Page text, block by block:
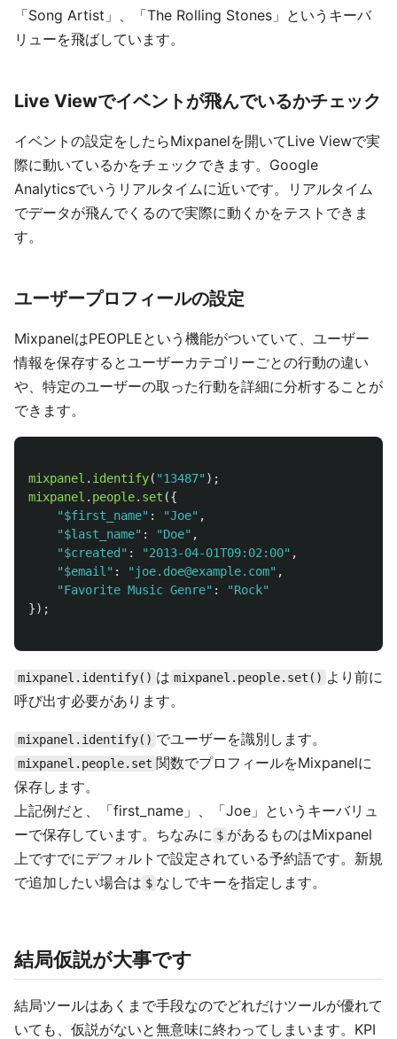
「Song Artist」、「The Rolling Stones」というキーバ
リューを飛ばしています。
Live Viewでイベントが飛んでいるかチェック
イベントの設定をしたらMixpanelを開いてLive Viewで実
際に動いているかをチェックできます。Google
Analyticsでいうリアルタイムに近いです。リアルタイム
でデータが飛んでくるので実際に動くかをテストできま
す。
ユーザープロフィールの設定
MixpanelはPEOPLEという機能がついていて、ユーザー
情報を保存するとユーザーカテゴリーごとの行動の違い
や、特定のユーザーの取った行動を詳細に分析することが
できます。
mixpanel . identify( "13487" );
mixpanel . people. set ({
"$first_name" : "Joe" ,
"$last_name" : "Doe" ,
"$created " : "2013-04-01T09:02:00" ,
"$email " : " joe.doe@example.com" ,
"Favorite Music Genre" : "Rock"
});
mixpanel.identify() は mixpanel.people.set() より前に
呼び出す必要があります。
mixpanel.identify() でユーザーを識別します。
mixpanel.people.set 関数でプロフィールをMixpanelに
保存します。
上記例だと、「first_name」、「Joe」というキーバリュ
ーで保存しています。ちなみに $ があるものはMixpanel
上ですでにデフォルトで設定されている予約語です。新規
で追加したい場合は $ なしでキーを指定します。
結局仮説が大事です
結局ツールはあくまで手段なのでどれだけツールが優れて
いても、仮説がないと無意味に終わってしまいます。KPI